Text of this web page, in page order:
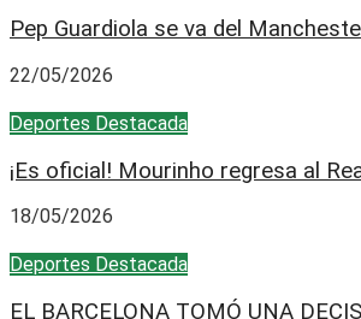
Pep Guardiola se va del
22/05/2026
Deportes Destacada
¡Es oficial! Mourinho regresa al
18/05/2026
Deportes Destacada
EL BARCELONA TOMÓ UNA